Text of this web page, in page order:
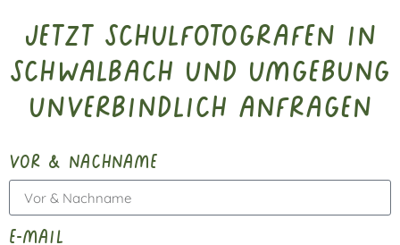
Jetzt Schulfotografen in
Schwalbach und Umgebung
unverbindlich anfragen
vor & nachname
e-mail